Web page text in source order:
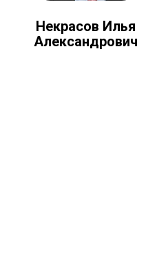
Некрасов Илья
Александрович